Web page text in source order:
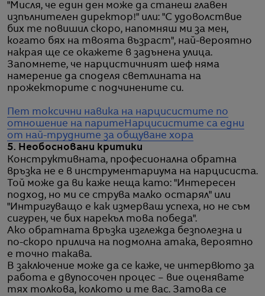
"Мисля, че един ден може да станеш главен
изпълнителен директор!" или: "С удоволствие
бих те повишил скоро, напомняш ми за мен,
когато бях на твоята възраст", най-вероятно
накрая ще се окажете в задънена улица.
Запомнете, че нарцистичният шеф няма
намерение да споделя светлината на
прожекторите с подчинените си.
Пет токсични навика на нарцисистите по
отношение на парите Нарцисистите са едни
от най-трудните за общуване хора
5. Необосновани критики
Конструктивната, професионална обратна
връзка не е в инструментариума на нарцисиста.
Той може да ви каже неща като: "Интересен
подход, но ми се струва малко остарял" или
"Интригуващо е как измерваш успеха, но не съм
сигурен, че бих нарекъл това победа".
Ако обратната връзка изглежда безполезна и
по-скоро прилича на подмолна атака, вероятно
е точно такава.
В заключение може да се каже, че интервюто за
работа е двупосочен процес – вие оценявате
тях толкова, колкото и те вас. Затова се